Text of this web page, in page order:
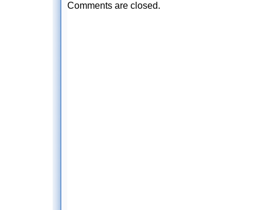
Comments are closed.